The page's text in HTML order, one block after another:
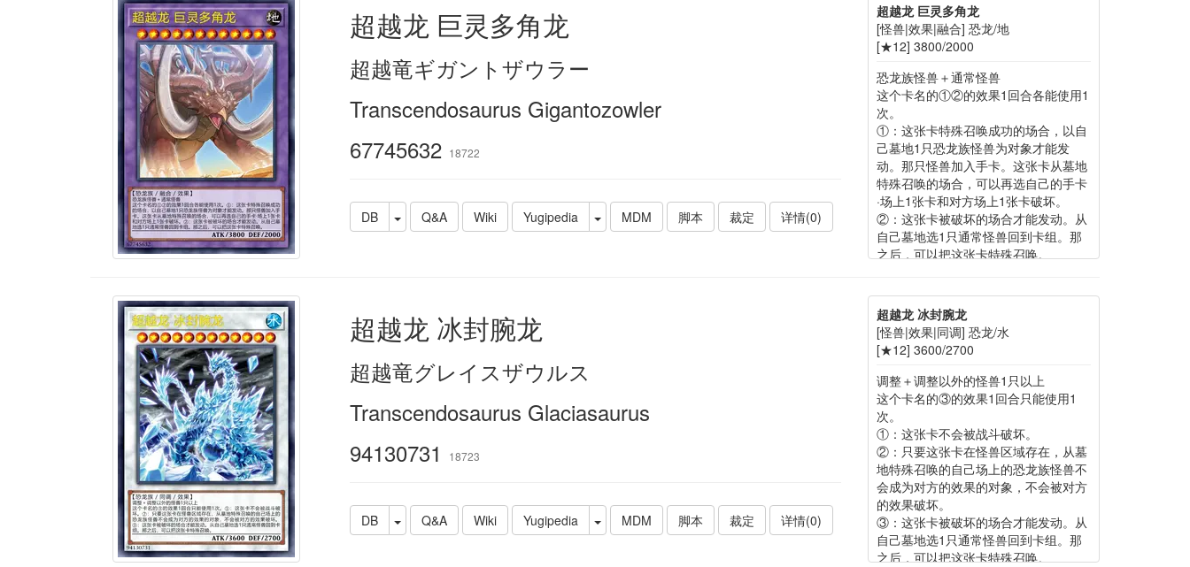
超越龙 巨灵多角龙
超越竜ギガントザウラー
Transcendosaurus Gigantozowler
67745632 18722
DB Q&A Wiki Yugipedia MDM 脚本 裁定 详情(0)
超越龙 巨灵多角龙
[怪兽|效果|融合] 恐龙/地
[★12] 3800/2000
恐龙族怪兽＋通常怪兽
这个卡名的①②的效果1回合各能使用1
次。
①：这张卡特殊召唤成功的场合，以自
己墓地1只恐龙族怪兽为对象才能发
动。那只怪兽加入手卡。这张卡从墓地
特殊召唤的场合，可以再选自己的手卡
·场上1张卡和对方场上1张卡破坏。
②：这张卡被破坏的场合才能发动。从
自己墓地选1只通常怪兽回到卡组。那
之后，可以把这张卡特殊召唤。
超越龙 冰封腕龙
超越竜グレイスザウルス
Transcendosaurus Glaciasaurus
94130731
18723
DB Q&A Wiki Yugipedia MDM 脚本 裁定 详情(0)
超越龙 冰封腕龙
[怪兽|效果|同调] 恐龙/水
[★12] 3600/2700
调整＋调整以外的怪兽1只以上
这个卡名的③的效果1回合只能使用1
次。
①：这张卡不会被战斗破坏。
②：只要这张卡在怪兽区域存在，从墓
地特殊召唤的自己场上的恐龙族怪兽不
会成为对方的效果的对象，不会被对方
的效果破坏。
③：这张卡被破坏的场合才能发动。从
自己墓地选1只通常怪兽回到卡组。那
之后，可以把这张卡特殊召唤。